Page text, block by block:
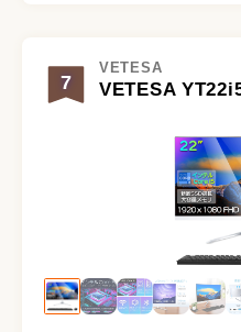
7
VETESA
VETESA